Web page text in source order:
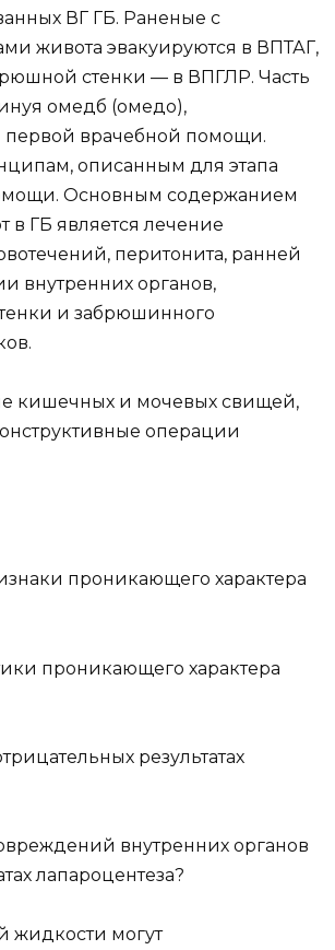
ВГ ГБ. Раненые с
живота эвакуируются в ВПТАГ,
стенки — в ВПГЛР. Часть
омедб (омедо),
первой врачебной помощи.
описанным для этапа
Основным содержанием
ГБ является лечение
перитонита, ранней
внутренних органов,
и забрюшинного
кишечных и мочевых свищей,
операции
проникающего характера
проникающего характера
результатах
внутренних органов
лапароцентеза?
жидкости могут